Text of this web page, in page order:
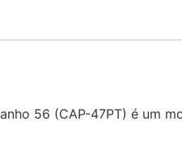
56 (CAP-47PT) é um